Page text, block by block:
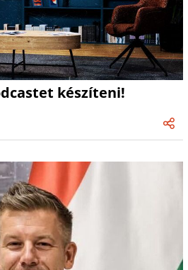
készíteni!